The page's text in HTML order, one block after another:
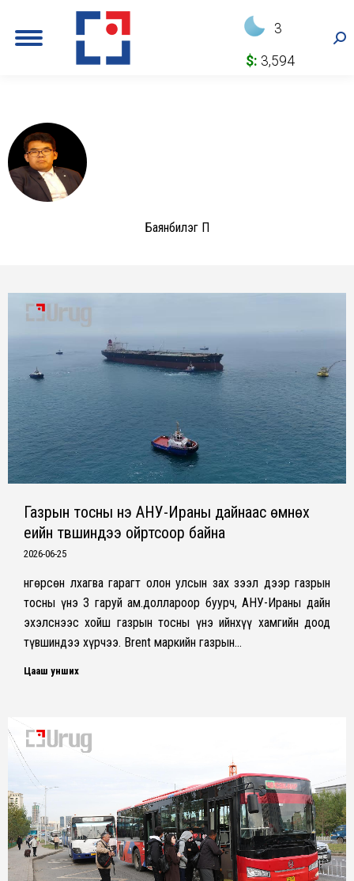
3
$: 3,594
Баянбилэг П
Газрын тосны үнэ АНУ-Ираны дайнаас өмнөх
үеийн түвшиндээ ойртсоор байна
2026-06-25
Өнгөрсөн лхагва гарагт олон улсын зах зээл дээр газрын
тосны үнэ 3 гаруй ам.доллароор буурч, АНУ-Ираны дайн
эхэлснээс хойш газрын тосны үнэ ийнхүү хамгийн доод
түвшиндээ хүрчээ. Brent маркийн газрын…
Цааш унших